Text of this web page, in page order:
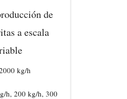
de
a escala
kg/h
h, 200 kg/h, 300